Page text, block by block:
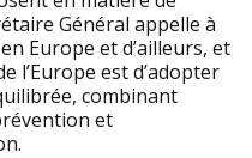
Général appelle à
Europe et d’ailleurs, et
l’Europe est d’adopter
combinant
et